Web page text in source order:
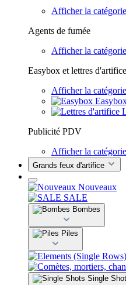
Afficher la catégorie
Agents de fumée
Afficher la catégorie
Easybox et lettres d'artifice
Afficher la catégorie
Publicité PDV
Afficher la catégorie
Grands feux d'artifice
Nouveaux
SALE
Bombes
Piles
Single